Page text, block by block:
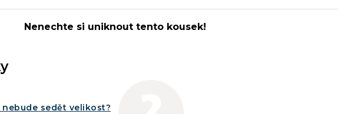
Nenechte si uniknout tento kousek!
sedět velikost?